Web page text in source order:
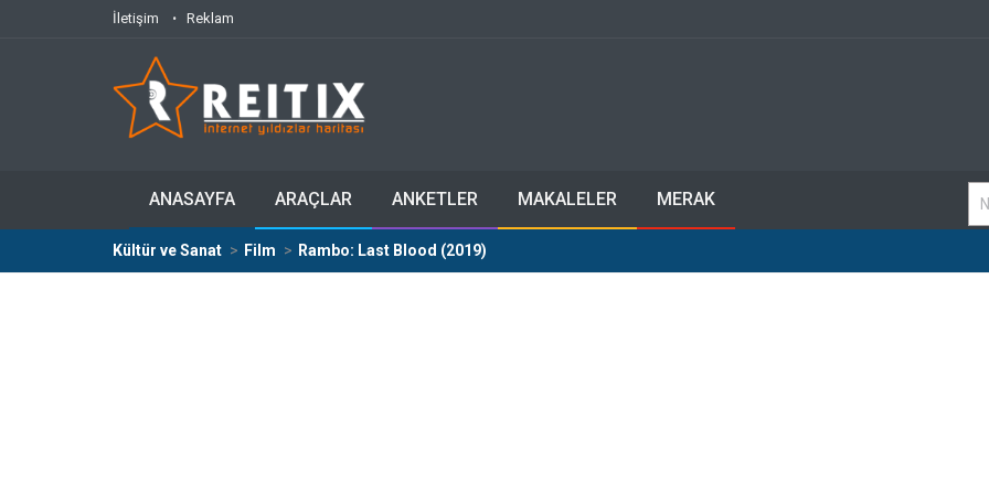
İletişim Reklam
ANASAYFA ARAÇLAR ANKETLER MAKALELER MERAK
Kültür ve Sanat Film Rambo: Last Blood (2019)